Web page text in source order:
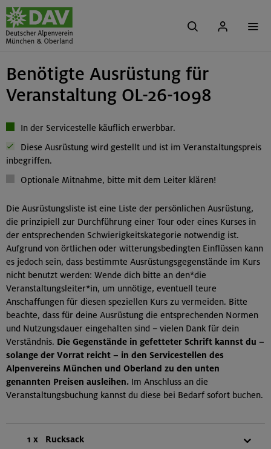
Benötigte Ausrüstung für
Veranstaltung OL-26-1098
In der Servicestelle käuflich erwerbbar.
Diese Ausrüstung wird gestellt und ist im Veranstaltungspreis
inbegriffen.
Optionale Mitnahme, bitte mit dem Leiter klären!
Die Ausrüstungsliste ist eine Liste der persönlichen Ausrüstung,
die prinzipiell zur Durchführung einer Tour oder eines Kurses in
der entsprechenden Schwierigkeitskategorie notwendig ist.
Aufgrund von örtlichen oder witterungsbedingten Einflüssen kann
es jedoch sein, dass bestimmte Ausrüstungsgegenstände im Kurs
nicht benutzt werden: Wende dich bitte an den*die
Veranstaltungsleiter*in, um unnötige, eventuell teure
Anschaffungen für diesen speziellen Kurs zu vermeiden. Bitte
beachte, dass für deine Ausrüstung die entsprechenden Normen
und Nutzungsdauer eingehalten sind – vielen Dank für dein
Verständnis. Die Gegenstände in gefetteter Schrift kannst du –
solange der Vorrat reicht – in den Servicestellen des
Alpenvereins München und Oberland zu den unten
genannten Preisen ausleihen. Im Anschluss an die
Veranstaltungsbuchung kannst du diese bei Bedarf sofort buchen.
1 x Rucksack